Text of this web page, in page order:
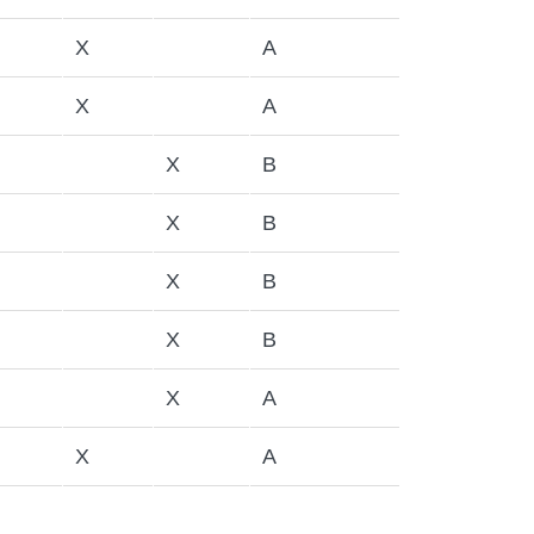
X A
X A
X B
X B
X B
X B
X A
X A